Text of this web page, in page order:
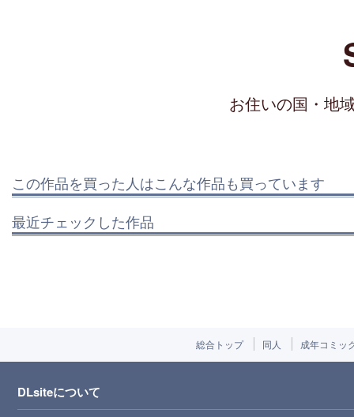
お住いの国・地
この作品を買った人はこんな作品も買っています
最近チェックした作品
総合トップ 同人 成年コミッ
DLsiteについて